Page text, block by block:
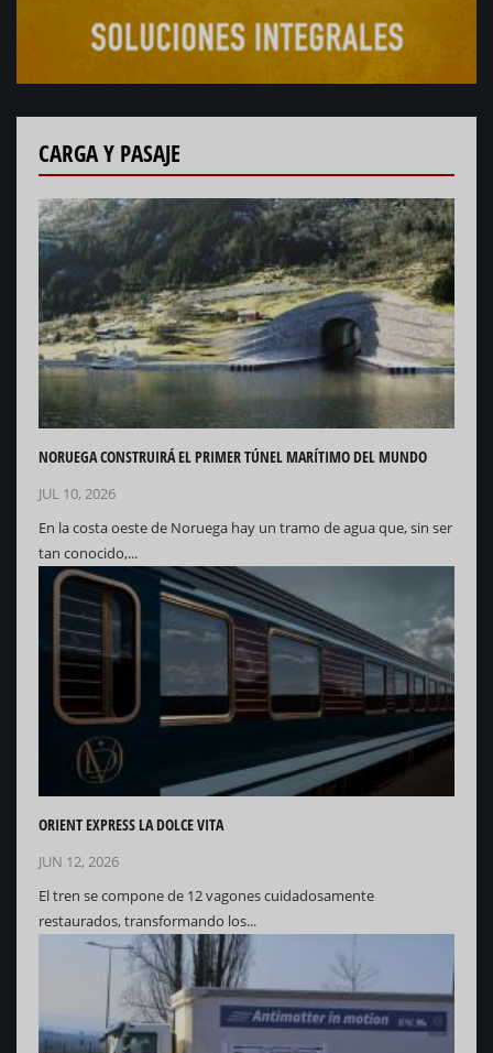
CARGA Y PASAJE
NORUEGA CONSTRUIRÁ EL PRIMER TÚNEL MARÍTIMO DEL MUNDO
JUL 10, 2026
En la costa oeste de Noruega hay un tramo de agua que, sin ser
tan conocido,...
ORIENT EXPRESS LA DOLCE VITA
JUN 12, 2026
El tren se compone de 12 vagones cuidadosamente
restaurados, transformando los...